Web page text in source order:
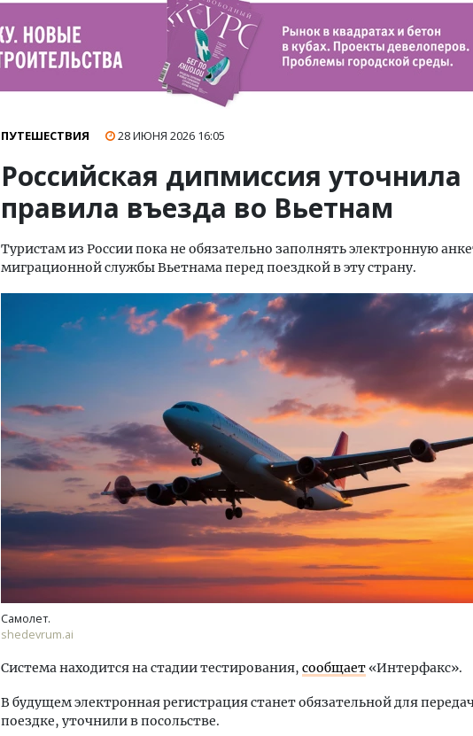
ПУТЕШЕСТВИЯ 28 ИЮНЯ 2026 16:05
Российская дипмиссия уточнила
правила въезда во Вьетнам
Туристам из России пока не обязательно заполнять электронную
миграционной службы Вьетнама перед поездкой в эту страну.
Самолет.
shedevrum.ai
Система находится на стадии тестирования, сообщает«Интерфакс».
В будущем электронная регистрация станет обязательной для
поездке, уточнили в посольстве.
Ищем новые берега. Гендиректор
«Жилищной инициативы» Юрий
оставаться на плаву, когда рынок
СТРОИТЕЛЬСТВО
Смелость архитектурных
Генеральный директор